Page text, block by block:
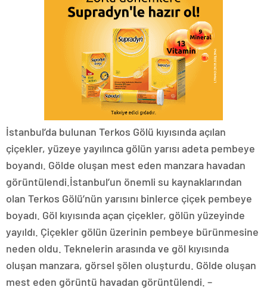
İstanbul’da bulunan Terkos Gölü kıyısında açılan
çiçekler, yüzeye yayılınca gölün yarısı adeta pembeye
boyandı. Gölde oluşan mest eden manzara havadan
görüntülendi.İstanbul’un önemli su kaynaklarından
olan Terkos Gölü’nün yarısını binlerce çiçek pembeye
boyadı. Göl kıyısında açan çiçekler, gölün yüzeyinde
yayıldı. Çiçekler gölün üzerinin pembeye bürünmesine
neden oldu. Teknelerin arasında ve göl kıyısında
oluşan manzara, görsel şölen oluşturdu. Gölde oluşan
mest eden görüntü havadan görüntülendi. –